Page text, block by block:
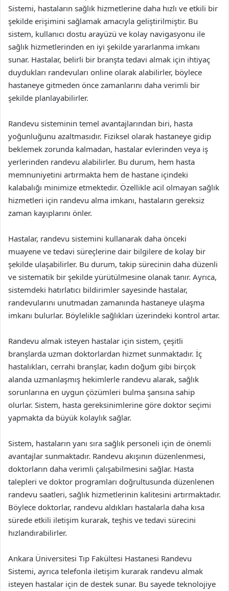
Sistemi, hastaların sağlık hizmetlerine daha hızlı ve etkili bir
şekilde erişimini sağlamak amacıyla geliştirilmiştir. Bu
sistem, kullanıcı dostu arayüzü ve kolay navigasyonu ile
sağlık hizmetlerinden en iyi şekilde yararlanma imkanı
sunar. Hastalar, belirli bir branşta tedavi almak için ihtiyaç
duydukları randevuları online olarak alabilirler, böylece
hastaneye gitmeden önce zamanlarını daha verimli bir
şekilde planlayabilirler.
Randevu sisteminin temel avantajlarından biri, hasta
yoğunluğunu azaltmasıdır. Fiziksel olarak hastaneye gidip
beklemek zorunda kalmadan, hastalar evlerinden veya iş
yerlerinden randevu alabilirler. Bu durum, hem hasta
memnuniyetini artırmakta hem de hastane içindeki
kalabalığı minimize etmektedir. Özellikle acil olmayan sağlık
hizmetleri için randevu alma imkanı, hastaların gereksiz
zaman kayıplarını önler.
Hastalar, randevu sistemini kullanarak daha önceki
muayene ve tedavi süreçlerine dair bilgilere de kolay bir
şekilde ulaşabilirler. Bu durum, takip sürecinin daha düzenli
ve sistematik bir şekilde yürütülmesine olanak tanır. Ayrıca,
sistemdeki hatırlatıcı bildirimler sayesinde hastalar,
randevularını unutmadan zamanında hastaneye ulaşma
imkanı bulurlar. Böylelikle sağlıkları üzerindeki kontrol artar.
Randevu almak isteyen hastalar için sistem, çeşitli
branşlarda uzman doktorlardan hizmet sunmaktadır. İç
hastalıkları, cerrahi branşlar, kadın doğum gibi birçok
alanda uzmanlaşmış hekimlerle randevu alarak, sağlık
sorunlarına en uygun çözümleri bulma şansına sahip
olurlar. Sistem, hasta gereksinimlerine göre doktor seçimi
yapmakta da büyük kolaylık sağlar.
Sistem, hastaların yanı sıra sağlık personeli için de önemli
avantajlar sunmaktadır. Randevu akışının düzenlenmesi,
doktorların daha verimli çalışabilmesini sağlar. Hasta
talepleri ve doktor programları doğrultusunda düzenlenen
randevu saatleri, sağlık hizmetlerinin kalitesini artırmaktadır.
Böylece doktorlar, randevu aldıkları hastalarla daha kısa
sürede etkili iletişim kurarak, teşhis ve tedavi sürecini
hızlandırabilirler.
Ankara Üniversitesi Tıp Fakültesi Hastanesi Randevu
Sistemi, ayrıca telefonla iletişim kurarak randevu almak
isteyen hastalar için de destek sunar. Bu sayede teknolojiye